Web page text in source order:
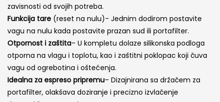
zavisnosti od svojih potreba.
Funkcija tare (reset na nulu)- Jednim dodirom postavite
vagu na nulu kada postavite prazan sud ili portafilter.
Otpornost i zaštita– U kompletu dolaze silikonska podloga
otporna na vlagu i toplotu, kao i zaštitni poklopac koji čuva
vagu od ogrebotina i oštećenja.
Idealna za espreso pripremu– Dizajnirana sa držačem za
portafilter, olakšava doziranje i precizno izvlačenje